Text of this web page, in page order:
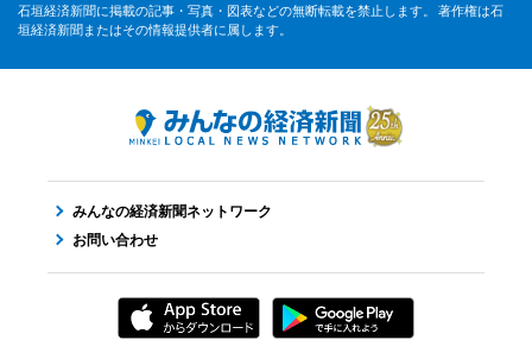
石垣経済新聞に掲載の記事・写真・図表などの無断転載を禁止します。 著作権は石
垣経済新聞またはその情報提供者に属します。
みんなの経済新聞ネットワーク
お問い合わせ